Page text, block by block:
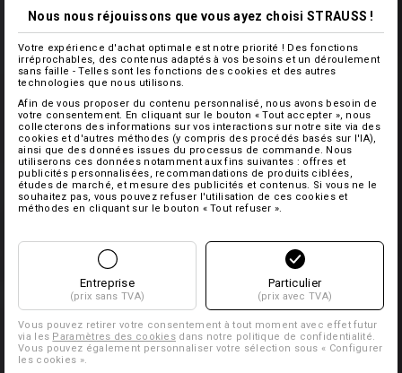
Nous nous réjouissons que vous ayez choisi STRAUSS !
Votre expérience d'achat optimale est notre priorité ! Des fonctions
irréprochables, des contenus adaptés à vos besoins et un déroulement
sans faille - Telles sont les fonctions des cookies et des autres
technologies que nous utilisons.
Afin de vous proposer du contenu personnalisé, nous avons besoin de
votre consentement. En cliquant sur le bouton « Tout accepter », nous
collecterons des informations sur vos interactions sur notre site via des
cookies et d'autres méthodes (y compris des procédés basés sur l'IA),
ainsi que des données issues du processus de commande. Nous
utiliserons ces données notamment aux fins suivantes : offres et
publicités personnalisées, recommandations de produits ciblées,
études de marché, et mesure des publicités et contenus. Si vous ne le
souhaitez pas, vous pouvez refuser l'utilisation de ces cookies et
méthodes en cliquant sur le bouton « Tout refuser ».
Entreprise
(prix sans TVA)
Particulier
(prix avec TVA)
Vous pouvez retirer votre consentement à tout moment avec effet futur
via les Paramètres des cookies dans notre politique de confidentialité.
Vous pouvez également personnaliser votre sélection sous « Configurer
les cookies ».